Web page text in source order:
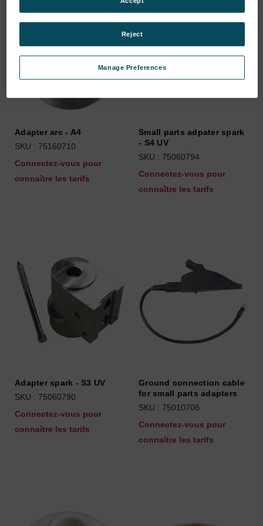
Adapter arc - A4
SKU : 75160710
Connectez-vous pour
connaître les tarifs
Small parts adpater spark
- S4 UV
SKU : 75060794
Connectez-vous pour
connaître les tarifs
Adapter spark - S3 UV
SKU : 75060790
Connectez-vous pour
connaître les tarifs
Ground connection cable
for small parts adapters
SKU : 75010706
Connectez-vous pour
connaître les tarifs
Manage Preferences
Reject